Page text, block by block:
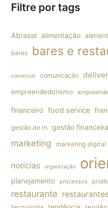
Filtre por tags
Abrasel alimentação
bares bares e
comercial comunicação
empreendedorismo
financeiro food service
gestão de rh gestão financeira
marketing marketing digital
notícias organização
planejamento processos
restaurante